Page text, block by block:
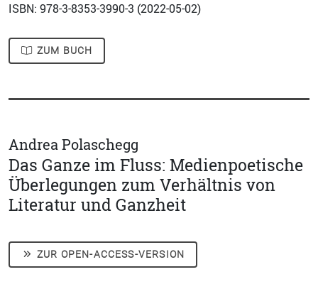
ISBN: 978-3-8353-3990-3 (2022-05-02)
ZUM BUCH
Andrea Polaschegg
Das Ganze im Fluss: Medienpoetische
Überlegungen zum Verhältnis von
Literatur und Ganzheit
ZUR OPEN-ACCESS-VERSION